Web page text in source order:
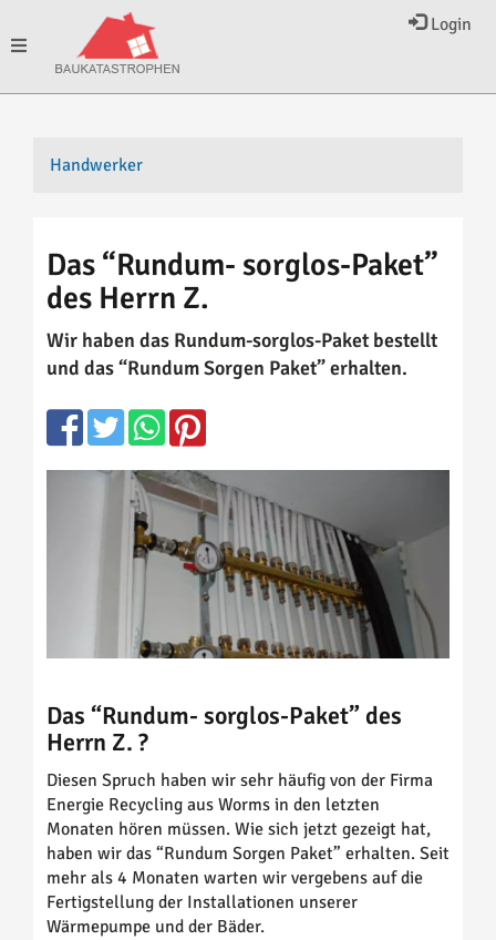
Login
Toggle
Handwerker
Das “Rundum- sorglos-Paket”
des Herrn Z.
Wir haben das Rundum-sorglos-Paket bestellt
und das “Rundum Sorgen Paket” erhalten.
Das “Rundum- sorglos-Paket” des
Herrn Z. ?
Diesen Spruch haben wir sehr häufig von der Firma
Energie Recycling aus Worms in den letzten
Monaten hören müssen. Wie sich jetzt gezeigt hat,
haben wir das “Rundum Sorgen Paket” erhalten. Seit
mehr als 4 Monaten warten wir vergebens auf die
Fertigstellung der Installationen unserer
Wärmepumpe und der Bäder.